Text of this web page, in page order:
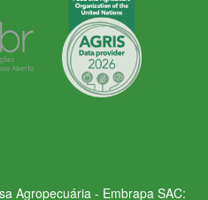
Agropecuária - Embrapa SAC: